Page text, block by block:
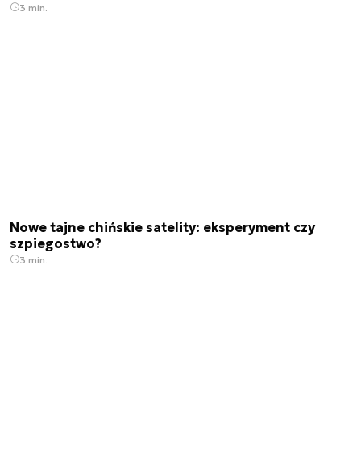
3 min.
Nowe tajne chińskie satelity: eksperyment czy
szpiegostwo?
3 min.